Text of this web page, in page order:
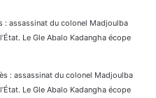
: assassinat du colonel Madjoulba
Le Gle Abalo Kadangha écope
: assassinat du colonel Madjoulba
Le Gle Abalo Kadangha écope